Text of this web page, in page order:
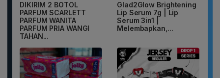
DIKIRIM 2 BOTOL
PARFUM SCARLETT
PARFUM WANITA
PARFUM PRIA WANGI
TAHAN...
Glad2Glow Brightening
Lip Serum 7g | Lip
Serum 3in1 |
Melembapkan,...